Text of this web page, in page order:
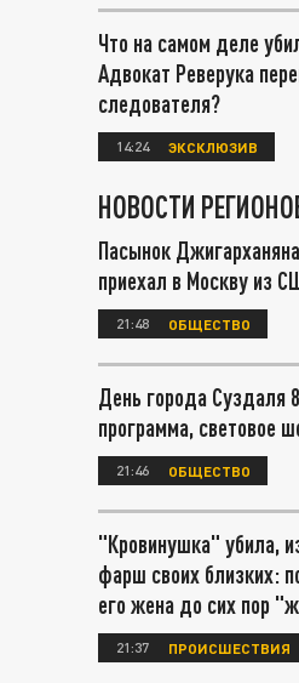
Что на самом деле
Адвокат Реверука
следователя?
14:24 ЭКСКЛЮЗИВ
НОВОСТИ
Пасынок
приехал в Москву из
21:48 ОБЩЕСТВО
День города Суздаля
программа, световое
21:46 ОБЩЕСТВО
"Кровинушка" убила,
фарш своих близких:
его жена до сих пор
21:37 ПРОИСШЕСТВИЯ